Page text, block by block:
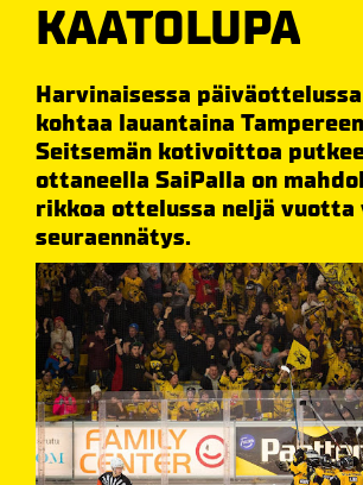
KAATOLUPA
​Harvinaisessa päiväottelussa
kohtaa lauantaina
Seitsemän kotivoittoa
ottaneella SaiPalla on
rikkoa ottelussa neljä vuotta
seuraennätys.